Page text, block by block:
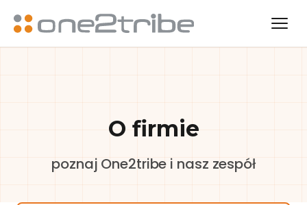
O firmie
poznaj One2tribe i nasz zespół